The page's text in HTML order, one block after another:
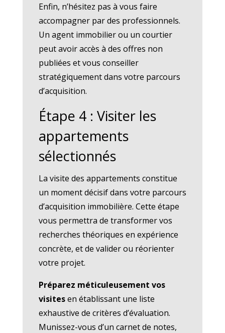
Enfin, n’hésitez pas à vous faire
accompagner par des professionnels.
Un agent immobilier ou un courtier
peut avoir accès à des offres non
publiées et vous conseiller
stratégiquement dans votre parcours
d’acquisition.
Étape 4 : Visiter les
appartements
sélectionnés
La visite des appartements constitue
un moment décisif dans votre parcours
d’acquisition immobilière. Cette étape
vous permettra de transformer vos
recherches théoriques en expérience
concrète, et de valider ou réorienter
votre projet.
Préparez méticuleusement vos
visitesen établissant une liste
exhaustive de critères d’évaluation.
Munissez-vous d’un carnet de notes,